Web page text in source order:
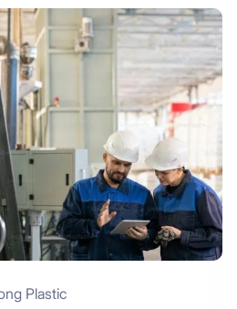
Plastic